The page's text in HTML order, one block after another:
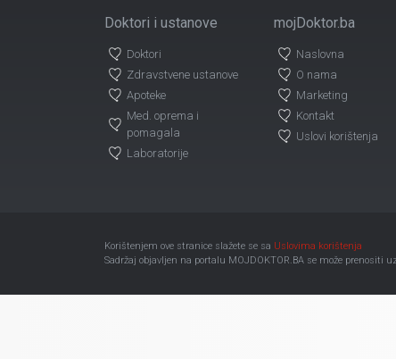
Doktori i ustanove
Doktori
Zdravstvene ustanove
Apoteke
Med. oprema i
pomagala
Laboratorije
mojDoktor.ba
Naslovna
O nama
Marketing
Kontakt
Uslovi korištenja
Korištenjem ove stranice slažete se sa Uslovima korištenja
Sadržaj objavljen na portalu MOJDOKTOR.BA se može prenositi